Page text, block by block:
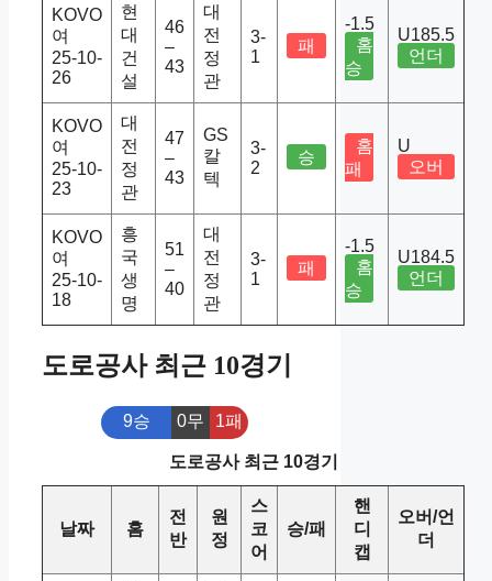
KOVO
여
25-10-
26
현
대
건
설
46
–
43
대
전
정
관
3-
1
패
-1.5
홈
승
U185.5
언더
KOVO
여
25-10-
23
대
전
정
관
47
–
43
GS
칼
텍
3-
2
승
홈
패
U
오버
KOVO
여
25-10-
18
흥
국
생
명
51
–
40
대
전
정
관
3-
1
패
-1.5
홈
승
U184.5
언더
도로공사 최근 10경기
9승 0무 1패
도로공사 최근 10경기
날짜 홈
전
반
원
정
스
코
어
승/패
핸
디
캡
오버/언
더